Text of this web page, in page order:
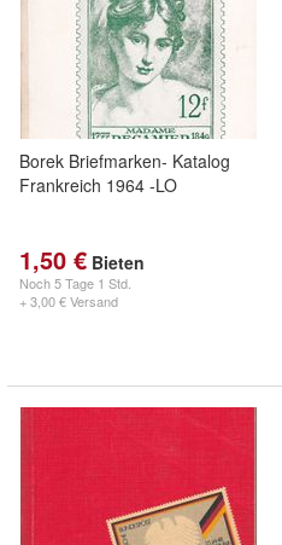
Borek Briefmarken- Katalog
Frankreich 1964 -LO
1,50 € Bieten
Noch5 Tage 1 Std.
+ 3,00 € Versand